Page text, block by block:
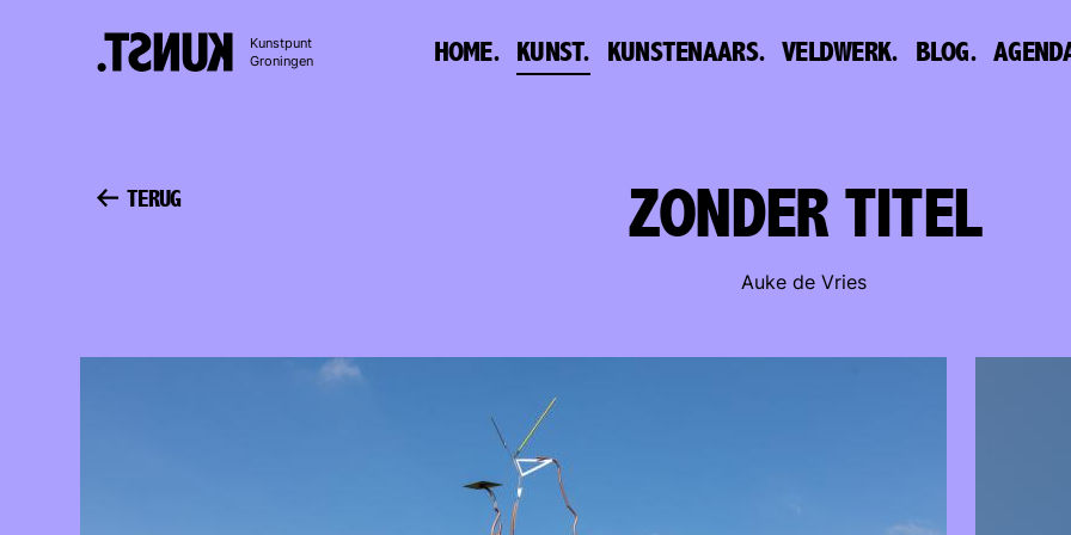
Kunstpunt
Groningen
HOME. KUNST. KUNSTENAARS. VELDWERK. BLOG.
TERUG ZONDER TITEL
Auke de Vries